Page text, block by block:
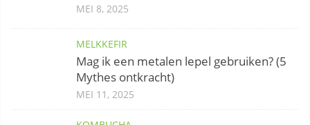
MEI 8, 2025
MELKKEFIR
Mag ik een metalen lepel gebruiken? (5
Mythes ontkracht)
MEI 11, 2025